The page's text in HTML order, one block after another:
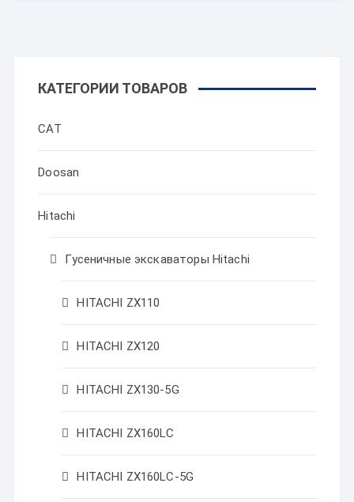
КАТЕГОРИИ ТОВАРОВ
CAT
Doosan
Hitachi
Гусеничные экскаваторы Hitachi
HITACHI ZX110
HITACHI ZX120
HITACHI ZX130-5G
HITACHI ZX160LC
HITACHI ZX160LC-5G